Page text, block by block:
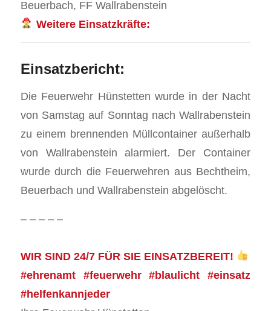
Beuerbach, FF Wallrabenstein
Weitere Einsatzkräfte:
Einsatzbericht:
Die Feuerwehr Hünstetten wurde in der Nacht
von Samstag auf Sonntag nach Wallrabenstein
zu einem brennenden Müllcontainer außerhalb
von Wallrabenstein alarmiert. Der Container
wurde durch die Feuerwehren aus Bechtheim,
Beuerbach und Wallrabenstein abgelöscht.
– – – – –
WIR SIND 24/7 FÜR SIE EINSATZBEREIT!
#ehrenamt #feuerwehr #blaulicht #einsatz
#helfenkannjeder